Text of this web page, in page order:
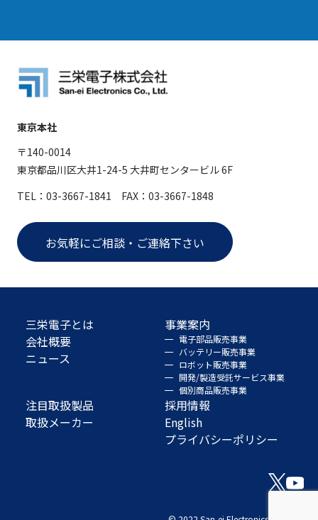
東京本社
〒140-0014
東京都品川区大井1-24-5 大井町センタービル 6F
TEL：03-3667-1841 FAX：03-3667-1848
お気軽にご相談・ご連絡下さい
三栄電子とは
会社概要
ニュース
事業案内
電子部品販売事業
バッテリー販売事業
ロボット販売事業
開発/製造受託サービス事業
個別商品販売事業
注目取扱製品
取扱メーカー
採用情報
English
プライバシーポリシー